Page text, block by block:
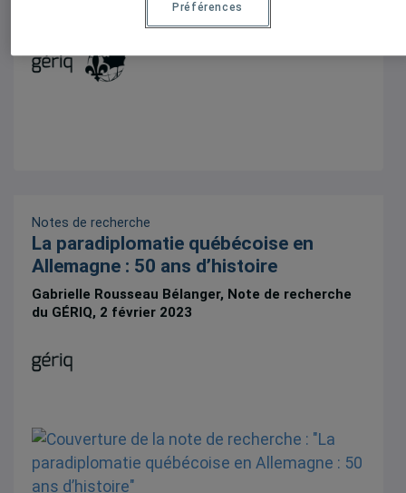
Notes de recherche
La paradiplomatie québécoise en
Allemagne : 50 ans d’histoire
Gabrielle Rousseau Bélanger, Note de recherche
du GÉRIQ, 2 février 2023
Préférences